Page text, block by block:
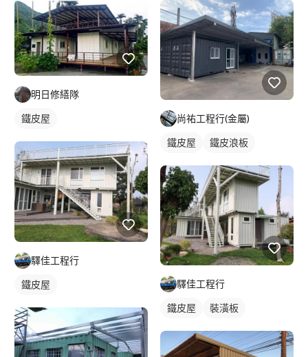
明日修繕隊
鐵皮屋
驛佳工程行
鐵皮屋
尚祐工程行(金屬)
鐵皮屋 鐵皮浪板
驛佳工程行
鐵皮屋 裝潢板